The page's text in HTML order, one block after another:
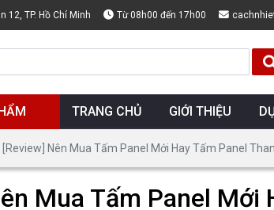
12, TP. Hồ Chí Minh Từ 08h00 đến 17h00
TRANG CHỦ GIỚI THIỆU
Nên Mua Tấm Panel Mới Hay Tấm Panel
Mua Tấm Panel Mới